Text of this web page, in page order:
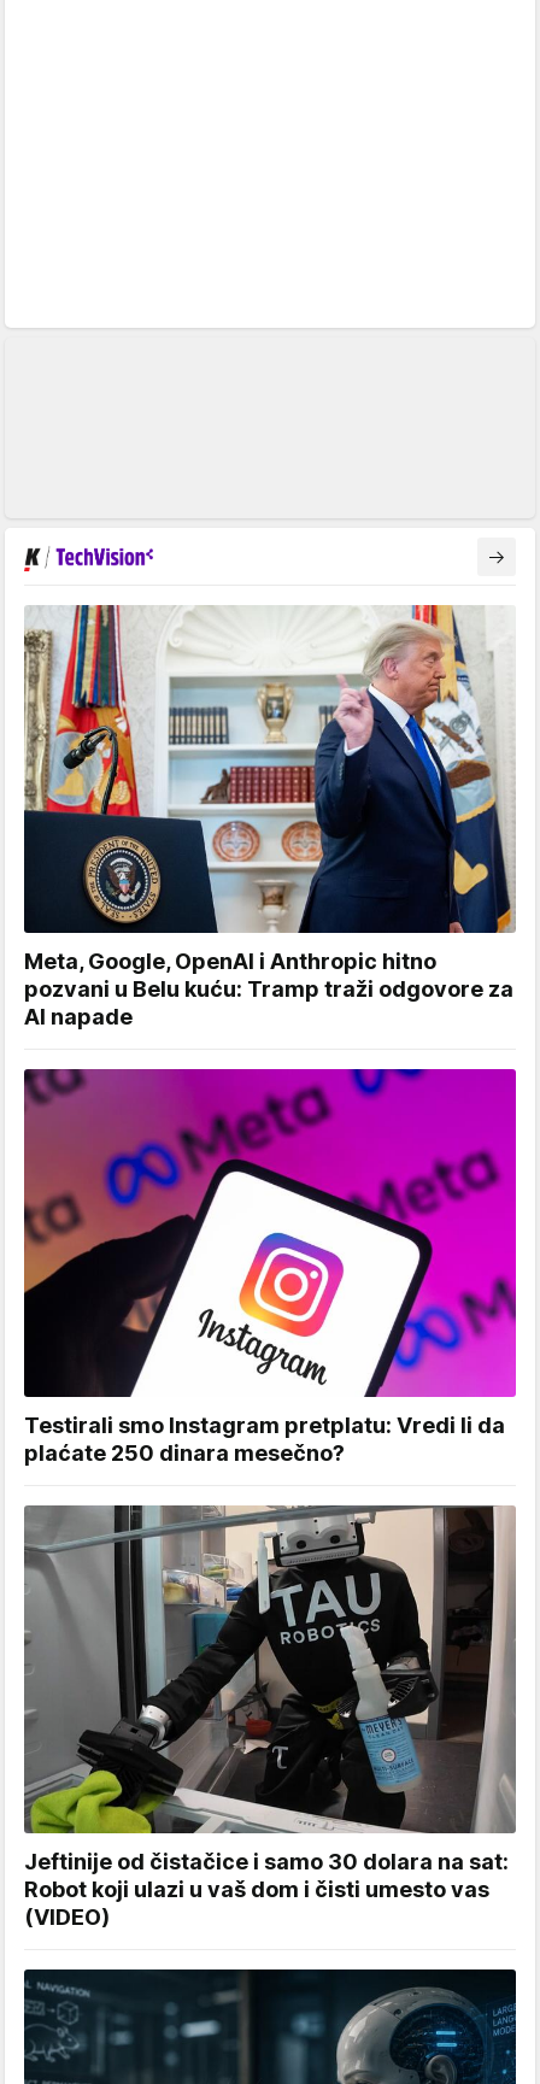
Meta, Google, OpenAI i Anthropic hitno
pozvani u Belu kuću: Tramp traži odgovore za
AI napade
Testirali smo Instagram pretplatu: Vredi li da
plaćate 250 dinara mesečno?
Jeftinije od čistačice i samo 30 dolara na sat:
Robot koji ulazi u vaš dom i čisti umesto vas
(VIDEO)